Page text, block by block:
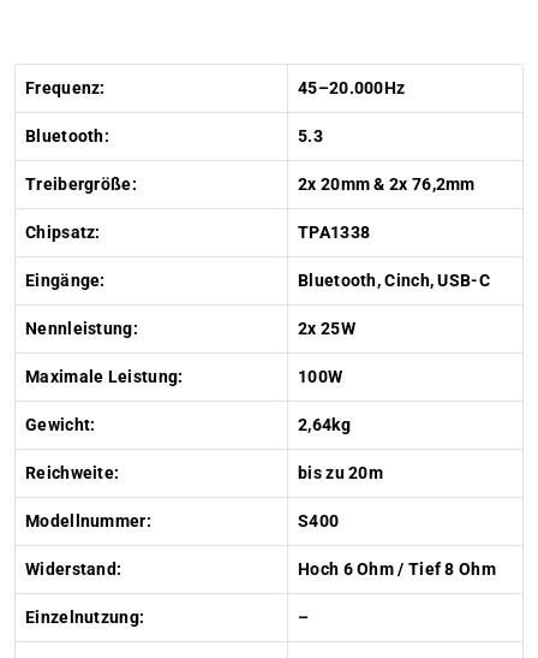
Frequenz: 45–20.000Hz
Bluetooth: 5.3
Treibergröße: 2x 20mm & 2x 76,2mm
Chipsatz: TPA1338
Eingänge: Bluetooth, Cinch, USB-C
Nennleistung: 2x 25W
Maximale Leistung: 100W
Gewicht: 2,64kg
Reichweite: bis zu 20m
Modellnummer: S400
Widerstand: Hoch 6 Ohm / Tief 8 Ohm
Einzelnutzung: –